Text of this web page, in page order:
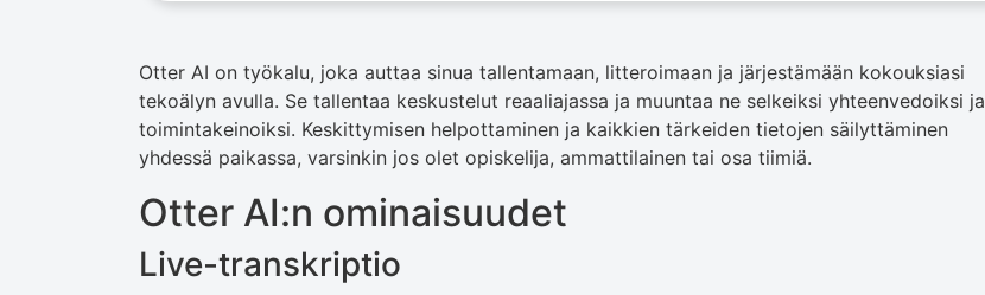
Otter AI on työkalu, joka auttaa sinua tallentamaan, litteroimaan ja järjestämään kokouksiasi
tekoälyn avulla. Se tallentaa keskustelut reaaliajassa ja muuntaa ne selkeiksi yhteenvedoiksi ja
toimintakeinoiksi. Keskittymisen helpottaminen ja kaikkien tärkeiden tietojen säilyttäminen
yhdessä paikassa, varsinkin jos olet opiskelija, ammattilainen tai osa tiimiä.
Otter AI:n ominaisuudet
Live-transkriptio